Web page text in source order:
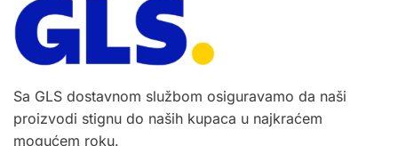
Sa GLS dostavnom službom osiguravamo da naši
proizvodi stignu do naših kupaca u najkraćem
mogućem roku.